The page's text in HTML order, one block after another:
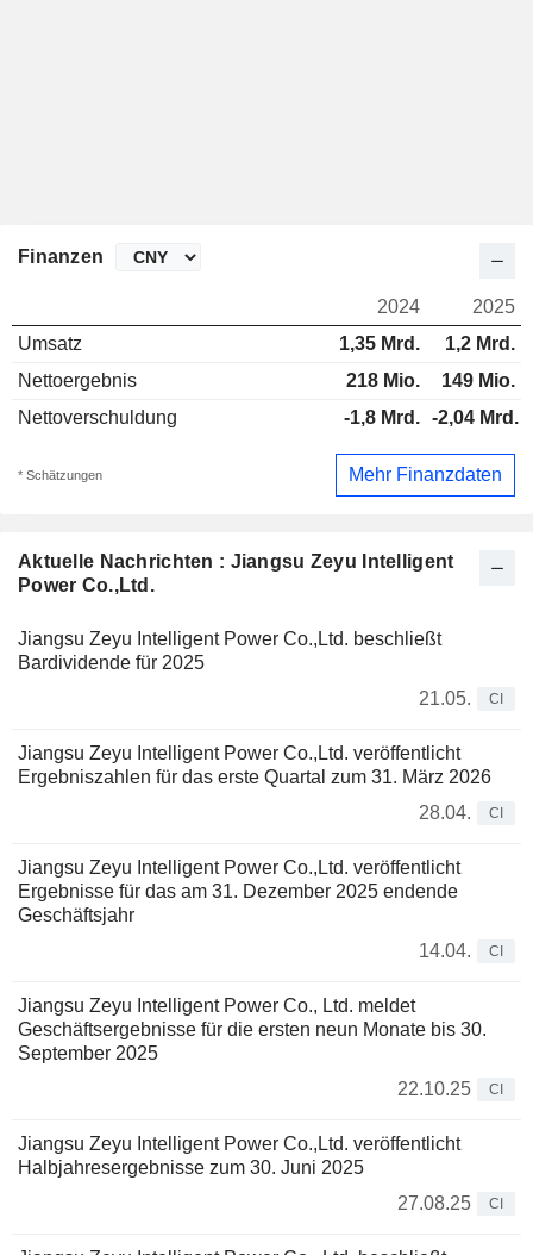
Aktuelle Nachrichten : Jiangsu Zeyu Intelligent
Power Co.,Ltd.
Jiangsu Zeyu Intelligent Power Co.,Ltd. beschließt
Bardividende für 2025
21.05.
CI
Jiangsu Zeyu Intelligent Power Co.,Ltd. veröffentlicht
Ergebniszahlen für das erste Quartal zum 31. März 2026
28.04.
CI
Jiangsu Zeyu Intelligent Power Co.,Ltd. veröffentlicht
Ergebnisse für das am 31. Dezember 2025 endende
Geschäftsjahr
14.04.
CI
Jiangsu Zeyu Intelligent Power Co., Ltd. meldet
Geschäftsergebnisse für die ersten neun Monate bis 30.
September 2025
22.10.25
CI
Jiangsu Zeyu Intelligent Power Co.,Ltd. veröffentlicht
Halbjahresergebnisse zum 30. Juni 2025
27.08.25
CI
Finanzen
2024
2025
Umsatz
1,35 Mrd.
1,2 Mrd.
Nettoergebnis
218 Mio.
149 Mio.
Nettoverschuldung
-1,8 Mrd. -2,04 Mrd.
* Schätzungen Mehr Finanzdaten